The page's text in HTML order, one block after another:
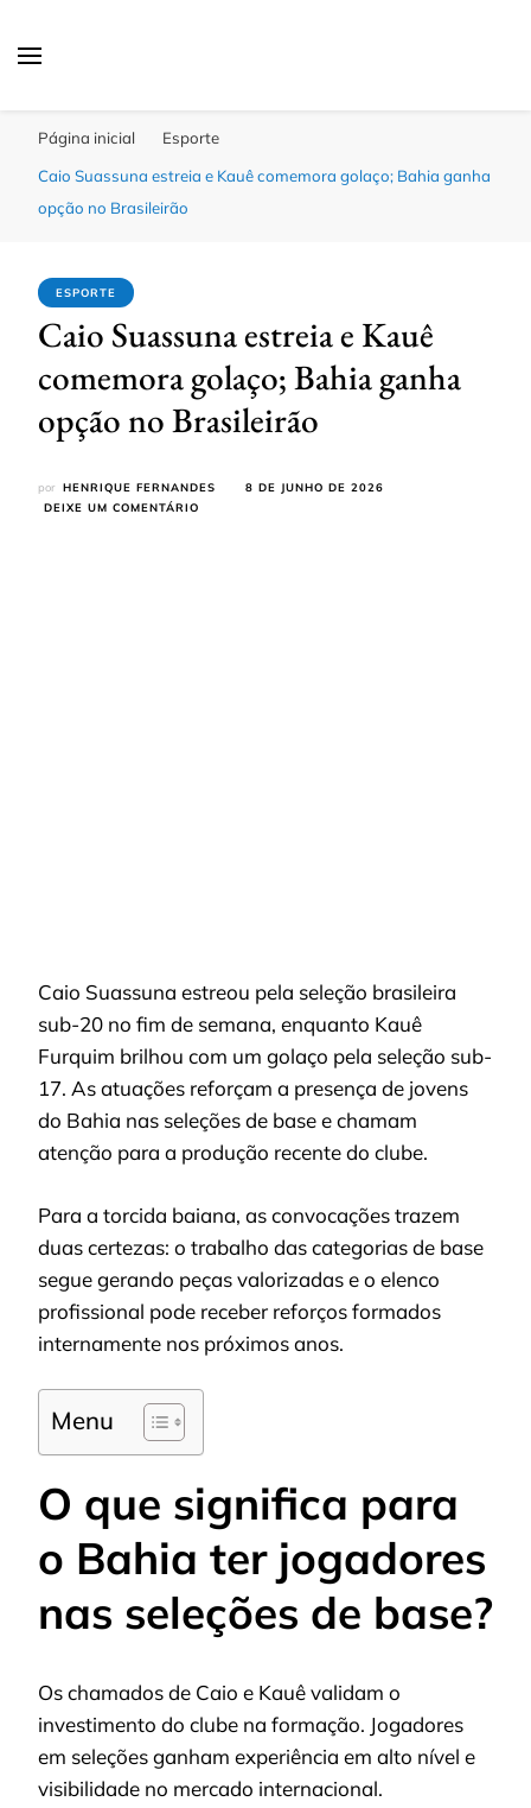
Página inicial
Esporte
Caio Suassuna estreia e Kauê comemora golaço; Bahia ganha
opção no Brasileirão
ESPORTE
Caio Suassuna estreia e Kauê
comemora golaço; Bahia ganha
opção no Brasileirão
por HENRIQUE FERNANDES
8 DE JUNHO DE 2026
DEIXE UM COMENTÁRIO
Caio Suassuna estreou pela seleção brasileira
sub-20 no fim de semana, enquanto Kauê
Furquim brilhou com um golaço pela seleção sub-
17. As atuações reforçam a presença de jovens
do Bahia nas seleções de base e chamam
atenção para a produção recente do clube.
Para a torcida baiana, as convocações trazem
duas certezas: o trabalho das categorias de base
segue gerando peças valorizadas e o elenco
profissional pode receber reforços formados
internamente nos próximos anos.
Menu
O que significa para
o Bahia ter jogadores
nas seleções de base?
Os chamados de Caio e Kauê validam o
investimento do clube na formação. Jogadores
em seleções ganham experiência em alto nível e
visibilidade no mercado internacional.